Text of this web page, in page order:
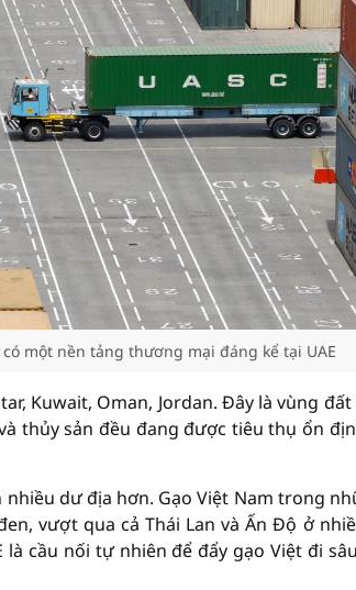
một nền tảng thương mại đáng kể tại UAE
Kuwait, Oman, Jordan. Đây là vùng
thủy sản đều đang được tiêu thụ ổn
dư địa hơn. Gạo Việt Nam trong
vượt qua cả Thái Lan và Ấn Độ ở
cầu nối tự nhiên để đẩy gạo Việt đi